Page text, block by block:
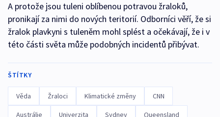
A protože jsou tuleni oblíbenou potravou žraloků,
pronikají za nimi do nových teritorií. Odborníci věří, že si
žralok plavkyni s tuleněm mohl splést a očekávají, že i v
této části světa může podobných incidentů přibývat.
ŠTÍTKY
Věda Žraloci Klimatické změny CNN
Austrálie Univerzita Sydney Queensland